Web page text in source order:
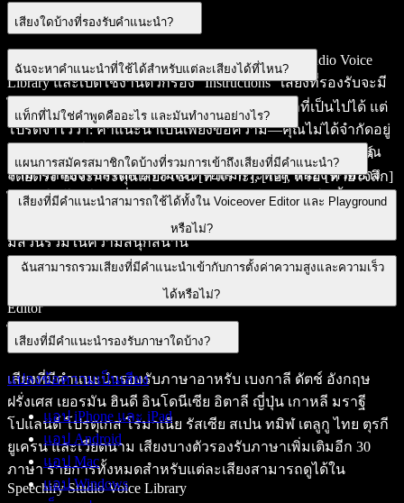
เสียงใดบ้างที่รองรับคำแนะนำ?
เพื่อดูว่าเสียงใดรองรับฟีเจอร์นี้ ให้เปิด Speechify Studio Voice
Library และเปิดใช้งานตัวกรอง “Instructions” เสียงที่รองรับจะมี
ไอคอนสายฟ้ากำกับไว้
ฉันจะหาคำแนะนำที่ใช้ได้สำหรับแต่ละเสียงได้ที่ไหน?
Speechify Studio Playground มีตัวอย่างคำแนะนำที่เป็นไปได้ แต่
โปรดจำไว้ว่า: คำแนะนำเป็นเพียงข้อความ—คุณไม่ได้จำกัดอยู่
แค่รายการที่กำหนดไว้ ลองนึกถึงการกำกับนักพากย์เสียง คุณ
สามารถลองใช้สไตล์ อารมณ์ หรือแม้กระทั่งสำเนียง ตัวอย่าง
เช่น: “ใช้โทนเสียงที่สดใส ร่าเริง พร้อมความอบอุ่นในน้ำเสียง
พูดด้วยความสุขและความตื่นเต้น ทำให้ผู้ฟังรู้สึกได้รับเชิญและ
มีส่วนร่วมในความสนุกสนาน”
แท็กที่ไม่ใช่คำพูดคืออะไร และมันทำงานอย่างไร?
แท็กที่ไม่ใช่คำพูดคือคำแนะนำที่เขียนไว้ในข้อความสคริปต์
โดยตรง ซึ่งจะกระตุ้นเสียง เช่น [หัวเราะ], [ไอ], หรือ [หายใจลึก]
ไม่มีรายการที่ตายตัว—คุณสามารถกำกับเสียงได้เหมือนกับการ
แผนการสมัครสมาชิกใดบ้างที่รวมการเข้าถึงเสียงที่มีคำแนะนำ?
แผนการสมัครสมาชิกแบบชำระเงินทั้งหมดรวมการเข้าถึงเสียง
เสียงที่มีคำแนะนำสามารถใช้ได้ทั้งใน Voiceover Editor และ Playground
หรือไม่?
ปัจจุบัน เสียงที่มีคำแนะนำสามารถใช้ได้เฉพาะใน Playground
เท่านั้น เรากำลังดำเนินการเพื่อเพิ่มการรองรับใน Voiceover
Editor
ฉันสามารถรวมเสียงที่มีคำแนะนำเข้ากับการตั้งค่าความสูงและความเร็ว
ได้หรือไม่?
ได้
เสียงที่มีคำแนะนำรองรับภาษาใดบ้าง?
เสียงที่มีคำแนะนำรองรับภาษาอาหรับ เบงกาลี ดัตช์ อังกฤษ
ฝรั่งเศส เยอรมัน ฮินดี อินโดนีเซีย อิตาลี ญี่ปุ่น เกาหลี มราฐี
โปแลนด์ โปรตุเกส โรมาเนีย รัสเซีย สเปน ทมิฬ เตลูกู ไทย ตุรกี
ยูเครน และเวียดนาม เสียงบางตัวรองรับภาษาเพิ่มเติมอีก 30
ภาษา รายการทั้งหมดสำหรับแต่ละเสียงสามารถดูได้ใน
Speechify Studio Voice Library
แปลงข้อความเป็นเสียง
แอป iPhone และ iPad
แอป Android
แอป Mac
แอป Windows